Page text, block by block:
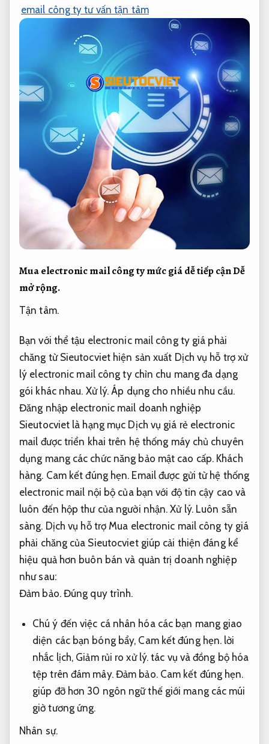
email công ty tư vấn tận tâm
Mua electronic mail công ty mức giá dễ tiếp cậnDễ
mở rộng.
Tận tâm.
Bạn với thể tậu electronic mail công ty giá phải
chăng từ Sieutocviet hiện sản xuất Dịch vụ hỗ trợ xử
lý electronic mail công ty chỉn chu mang đa dạng
gói khác nhau. Xử lý. Áp dụng cho nhiều nhu cầu.
Đăng nhập electronic mail doanh nghiệp
Sieutocviet là hạng mục Dịch vụ giá rẻ electronic
mail được triển khai trên hệ thống máy chủ chuyên
dụng mang các chức năng bảo mật cao cấp. Khách
hàng. Cam kết đúng hẹn. Email được gửi từ hệ thống
electronic mail nội bộ của bạn với độ tin cậy cao và
luôn đến hộp thư của người nhận.Xử lý. Luôn sẵn
sàng. Dịch vụ hỗ trợ Mua electronic mail công ty giá
phải chăng của Sieutocviet giúp cải thiện đáng kể
hiệu quả hơn buôn bán và quản trị doanh nghiệp
như sau:
Đảm bảo. Đúng quy trình.
Chú ý đến việc cá nhân hóa các bạn mang giao
diện các bạn bóng bẩy, Cam kết đúng hẹn. lời
nhắc lịch, Giảm rủi ro xử lý. tác vụ và đồng bộ hóa
tệp trên đám mây. Đảm bảo. Cam kết đúng hẹn.
giúp đỡ hơn 30 ngôn ngữ thế giới mang các múi
giờ tương ứng.
Nhân sự.